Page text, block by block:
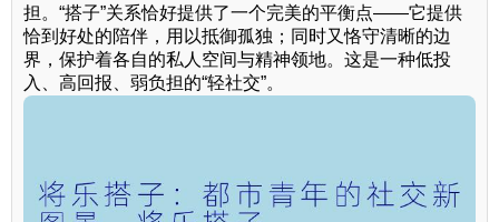
担。“搭子”关系恰好提供了一个完美的平衡点——它提供
恰到好处的陪伴，用以抵御孤独；同时又恪守清晰的边
界，保护着各自的私人空间与精神领地。这是一种低投
入、高回报、弱负担的“轻社交”。